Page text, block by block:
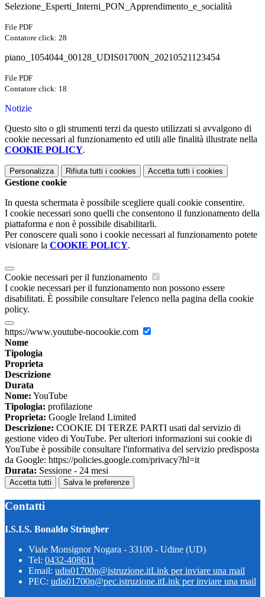
Selezione_Esperti_Interni_PON_Apprendimento_e_socialità
File PDF
Contatore click: 28
piano_1054044_00128_UDIS01700N_20210521123454
File PDF
Contatore click: 18
Notizie
Questo sito o gli strumenti terzi da questo utilizzati si avvalgono di
cookie necessari al funzionamento ed utili alle finalità illustrate nella
COOKIE POLICY.
Personalizza Rifiuta tutti i cookies Accetta tutti i cookies
Gestione cookie
In questa schermata è possibile scegliere quali cookie consentire.
I cookie necessari sono quelli che consentono il funzionamento della
piattaforma e non è possibile disabilitarli.
Per conoscere quali sono i cookie necessari al funzionamento potete
visionare la COOKIE POLICY.
Cookie necessari per il funzionamento
I cookie necessari per il funzionamento non possono essere
disabilitati. È possibile consultare l'elenco nella pagina della cookie
policy.
https://www.youtube-nocookie.com
Nome
Tipologia
Proprieta
Descrizione
Durata
Nome: YouTube
Tipologia: profilazione
Proprieta: Google Ireland Limited
Descrizione: COOKIE DI TERZE PARTI usati dal servizio di
gestione video di YouTube. Per ulteriori informazioni sui cookie di
YouTube è possibile consultare l'informativa del servizio predisposta
da Google: https://policies.google.com/privacy?hl=it
Durata: Sessione - 24 mesi
Accetta tutti Salva le preferenze
Contatti
I.S.I.S. Bonaldo Stringher
Viale Monsignor Nogara - 33100 - Udine (UD)
Tel: 0432-408611
Email: udis01700n@istruzione.itLink per inviare una mail
PEC: udis01700n@pec.istruzione.itLink per inviare una mail